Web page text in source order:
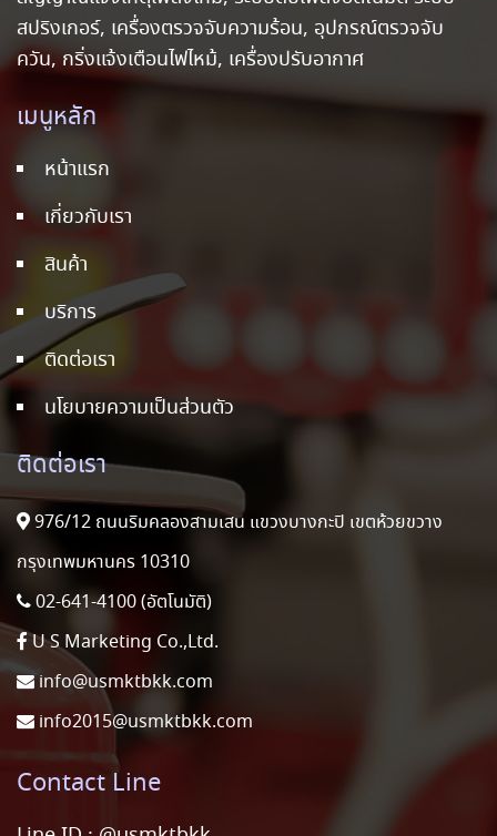
สปริงเกอร์, เครื่องตรวจจับความร้อน, อุปกรณ์ตรวจจับ
ควัน, กริ่งแจ้งเตือนไฟไหม้, เครื่องปรับอากาศ
เมนูหลัก
หน้าแรก
เกี่ยวกับเรา
สินค้า
บริการ
ติดต่อเรา
นโยบายความเป็นส่วนตัว
ติดต่อเรา
976/12 ถนนริมคลองสามเสน แขวงบางกะปิ เขตห้วยขวาง
กรุงเทพมหานคร 10310
02-641-4100 (อัตโนมัติ)
U S Marketing Co.,Ltd.
info@usmktbkk.com
info2015@usmktbkk.com
Contact Line